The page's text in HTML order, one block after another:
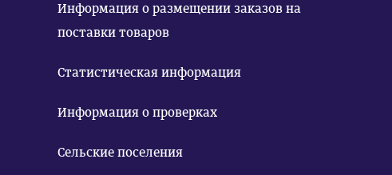
Информация о размещении заказов на
поставки товаров
Статистическая информация
Информация о проверках
Сельские поселения